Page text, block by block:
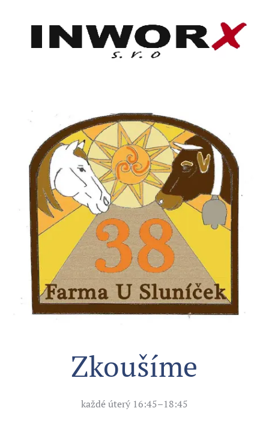
Zkoušíme
každé úterý 16:45–18:45